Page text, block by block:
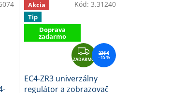
Akcia
Tip
Doprava
zadarmo
Z
A
D
A
ZADARMO
236 €
–15 %
EC4-ZR3 univerzálny
regulátor a zobrazovač
Kód: 3.31240